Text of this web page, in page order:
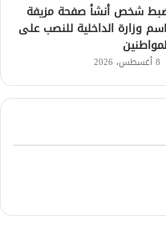
شخص أنشأ صفحة مزيفة
وزارة الداخلية للنصب على
8 أغسطس، 2026